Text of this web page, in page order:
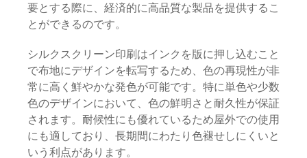
要とする際に、経済的に高品質な製品を提供するこ
とができるのです。
シルクスクリーン印刷はインクを版に押し込むこと
で布地にデザインを転写するため、色の再現性が非
常に高く鮮やかな発色が可能です。特に単色や少数
色のデザインにおいて、色の鮮明さと耐久性が保証
されます。耐候性にも優れているため屋外での使用
にも適しており、長期間にわたり色褪せしにくいと
いう利点があります。